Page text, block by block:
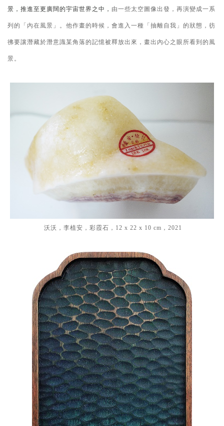
景，推進至更廣闊的宇宙世界之中， 由一些太空圖像出發，再演變成一系
列的「內在風景」 。 他作畫的時候，會進入一種「抽離自我」的狀態，彷
彿要讓潛藏於潛意識某角落的記憶被釋放出來，畫出內心之眼所看到的風
景。
沃沃，李植安，彩霞石，12 x 22 x 10 cm，2021